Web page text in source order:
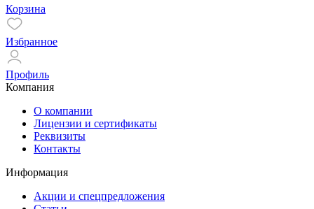
Корзина
Избранное
Профиль
Компания
О компании
Лицензии и сертификаты
Реквизиты
Контакты
Информация
Акции и спецпредложения